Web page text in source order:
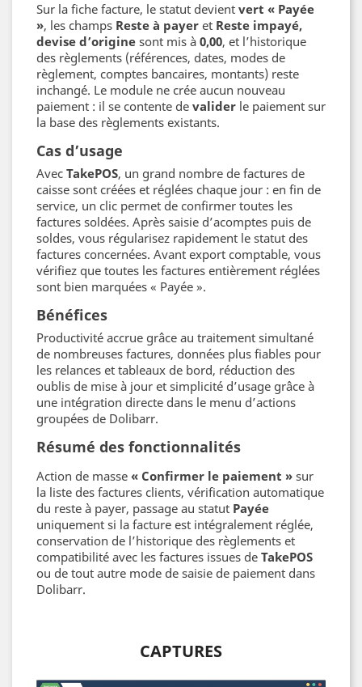
Sur la fiche facture, le statut devient vert « Payée
», les champs Reste à payer et Reste impayé,
devise d’origine sont mis à 0,00, et l’historique
des règlements (références, dates, modes de
règlement, comptes bancaires, montants) reste
inchangé. Le module ne crée aucun nouveau
paiement : il se contente de valider le paiement sur
la base des règlements existants.
Cas d’usage
Avec TakePOS, un grand nombre de factures de
caisse sont créées et réglées chaque jour : en fin de
service, un clic permet de confirmer toutes les
factures soldées. Après saisie d’acomptes puis de
soldes, vous régularisez rapidement le statut des
factures concernées. Avant export comptable, vous
vérifiez que toutes les factures entièrement réglées
sont bien marquées « Payée ».
Bénéfices
Productivité accrue grâce au traitement simultané
de nombreuses factures, données plus fiables pour
les relances et tableaux de bord, réduction des
oublis de mise à jour et simplicité d’usage grâce à
une intégration directe dans le menu d’actions
groupées de Dolibarr.
Résumé des fonctionnalités
Action de masse « Confirmer le paiement » sur
la liste des factures clients, vérification automatique
du reste à payer, passage au statut Payée
uniquement si la facture est intégralement réglée,
conservation de l’historique des règlements et
compatibilité avec les factures issues de TakePOS
ou de tout autre mode de saisie de paiement dans
Dolibarr.
CAPTURES